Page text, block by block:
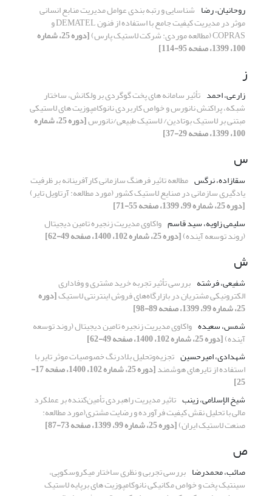
روحانیان، رضا شناسایی و رتبه بندی عوامل مدیریت منابع انسانی
موثر در مدیریت کیفیت جامع با استفاده از فنون DEMATEL و
COPRAS (مطالعه موردی: شرکت لاستیک پارس) [دوره 25، شماره
100، 1399، صفحه 95-114]
ز
زارعی، احمد تأثیر سامانه های پخت گوگردی بر ولکانش، ساختار
شبکه، پراکنش نانورس و خواص کاربردی نانوکامپوزیت های لاستیکی
مبتنی بر لاستیک بوتادین/ لاستیک طبیعی/نانورس [دوره 25، شماره
100، 1399، صفحه 29-37]
س
سقازاده، نرگس مطالعه تاثیر فرهنگ سازمانی کارآفرینانه بر ظرفیت
یادگیری سازمانی در صنایع لاستیک کشور (مورد مطالعه: آرتاویل تایر)
[دوره 25، شماره 99، 1399، صفحه 55-71]
سلیمی زاویه، سید قاسم واکاوی مدیریت زنجیره تامین دیجیتال
(روند توسعه آینده)[دوره 25، شماره 102، 1400، صفحه 49-62]
ش
شفیعی، فرشته بررسی تأثیر تجربه خرید مشتری و وفاداری
الکترونیکی مشتریان در بازارگاه‌های فروش اینترنتی لاستیک[دوره
25، شماره 99، 1399، صفحه 89-98]
شمس، سعیده واکاوی مدیریت زنجیره تامین دیجیتال (روند توسعه
آینده)[دوره 25، شماره 102، 1400، صفحه 49-62]
شهدادی، امیرحسین تجزیه‌وتحلیل بلادرنگ خصوصیات موثر تایر با
استفاده از تایرهای هوشمند [دوره 25، شماره 102، 1400، صفحه 17-
25]
شیخ الإسلامی، زینب تاثیر مدیریت راهبردی تأمین‌کننده بر عملکرد
مالی با تحلیل نقش کیفیت فرآورده و رضایت مشتری(مورد مطالعه:
صنعت لاستیک ایران)[دوره 25، شماره 99، 1399، صفحه 73-87]
ص
صائب، محمدرضا بررسی تجربی و نظری ساختار میکروسکوپی،
سینتیک پخت و خواص مکانیکی نانوکامپوزیت های برپایه لاستیک